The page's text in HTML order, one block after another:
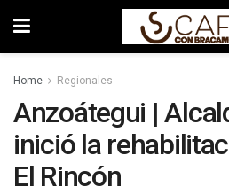
Home Regionales
Anzoátegui |
inició la
El Rincón